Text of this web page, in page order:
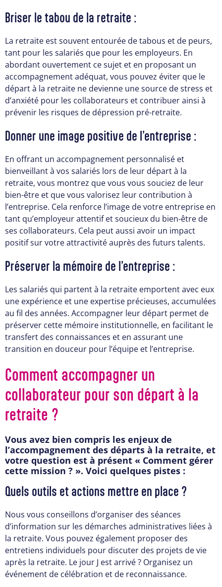
Briser le tabou de la retraite :
La retraite est souvent entourée de tabous et de peurs,
tant pour les salariés que pour les employeurs. En
abordant ouvertement ce sujet et en proposant un
accompagnement adéquat, vous pouvez éviter que le
départ à la retraite ne devienne une source de stress et
d’anxiété pour les collaborateurs et contribuer ainsi à
prévenir les risques de dépression pré-retraite.
Donner une image positive de l’entreprise :
En offrant un accompagnement personnalisé et
bienveillant à vos salariés lors de leur départ à la
retraite, vous montrez que vous vous souciez de leur
bien-être et que vous valorisez leur contribution à
l’entreprise. Cela renforce l’image de votre entreprise en
tant qu’employeur attentif et soucieux du bien-être de
ses collaborateurs. Cela peut aussi avoir un impact
positif sur votre attractivité auprès des futurs talents.
Préserver la mémoire de l’entreprise :
Les salariés qui partent à la retraite emportent avec eux
une expérience et une expertise précieuses, accumulées
au fil des années. Accompagner leur départ permet de
préserver cette mémoire institutionnelle, en facilitant le
transfert des connaissances et en assurant une
transition en douceur pour l’équipe et l’entreprise.
Comment accompagner un
collaborateur pour son départ à la
retraite ?
Vous avez bien compris les enjeux de
l’accompagnement des départs à la retraite, et
votre question est à présent « Comment gérer
cette mission ? ». Voici quelques pistes :
Quels outils et actions mettre en place ?
Nous vous conseillons d’organiser des séances
d’information sur les démarches administratives liées à
la retraite. Vous pouvez également proposer des
entretiens individuels pour discuter des projets de vie
après la retraite. Le jour J est arrivé ? Organisez un
événement de célébration et de reconnaissance.